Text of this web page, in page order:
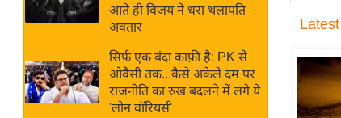
News in
Hindi
उद्योग
विशेषज्ञ
राय
आते ही विजय ने धरा थलापति
अवतार
सिर्फ एक बंदा काफ़ी है: PK से
ओवैसी तक...कैसे अकेले दम पर
राजनीति का रुख बदलने में लगे ये
'लोन वॉरियर्स'
Latest